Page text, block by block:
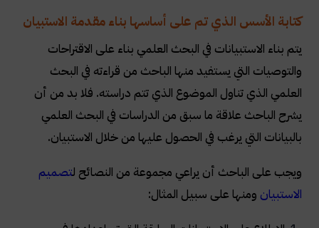
كتابة الأسس الذي تم على أساسها بناء مقدمة الاستبيان
يتم بناء الاستبيانات في البحث العلمي بناء على الاقتراحات
والتوصيات التي يستفيد منها الباحث من قراءته في البحث
العلمي الذي تناول الموضوع الذي تتم دراسته. فلا بد من أن
يشرح الباحث علاقة ما سبق من الدراسات في البحث العلمي
بالبيانات التي يرغب في الحصول عليها من خلال الاستبيان.
ويجب على الباحث أن يراعي مجموعة من النصائح لتصميم
الاستبيان ومنها على سبيل المثال: